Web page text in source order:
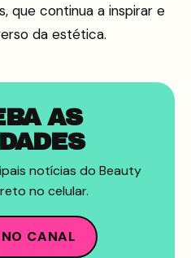
que continua a inspirar e
da estética.
AS
notícias do Beauty
no celular.
CANAL